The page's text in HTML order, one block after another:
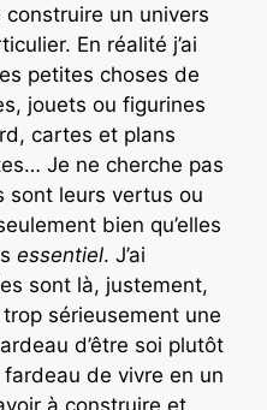
un univers
En réalité j’ai
petites choses de
jouets ou figurines
cartes et plans
Je ne cherche pas
sont leurs vertus ou
bien qu’elles
essentiel. J’ai
sont là, justement,
sérieusement une
d’être soi plutôt
fardeau de vivre en un
à construire et